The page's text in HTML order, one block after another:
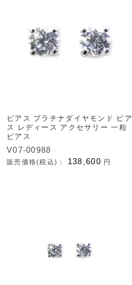
ピアス プラチナダイヤモンド ピア
ス レディース アクセサリー 一粒
ピアス
V07-00988
販売価格(税込)： 138,600 円